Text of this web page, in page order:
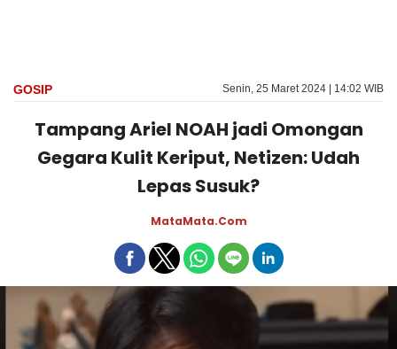
GOSIP Senin, 25 Maret 2024 | 14:02 WIB
Tampang Ariel NOAH jadi Omongan
Gegara Kulit Keriput, Netizen: Udah
Lepas Susuk?
MataMata.com